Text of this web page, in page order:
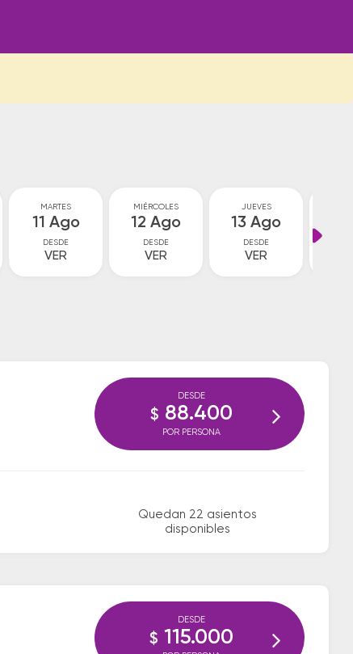
MARTES
11 Ago
DESDE
VER
MIÉRCOLES
12 Ago
DESDE
VER
JUEVES
13 Ago
DESDE
VER
Quedan 22 asientos
disponibles
DESDE
$ 88.400
POR PERSONA
DESDE
$ 115.000